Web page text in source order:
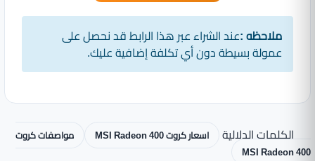
ملاحظه :عند الشراء عبر هذا الرابط قد نحصل على
عمولة بسيطة دون أي تكلفة إضافية عليك.
الكلمات الدلالية اسعار كروت MSI Radeon 400
مواصفات كروت
MSI Radeon 400